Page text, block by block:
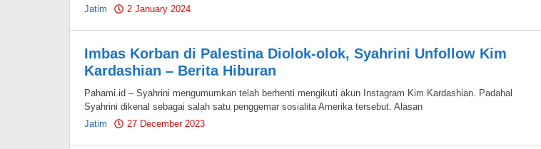
Jatim
2 January 2024
Imbas Korban di Palestina Diolok-olok, Syahrini Unfollow Kim
Kardashian – Berita Hiburan
Pahami.id – Syahrini mengumumkan telah berhenti mengikuti akun Instagram Kim Kardashian. Padahal
Syahrini dikenal sebagai salah satu penggemar sosialita Amerika tersebut. Alasan
Jatim
27 December 2023